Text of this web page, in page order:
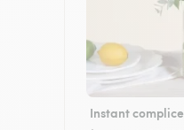
Instant complice